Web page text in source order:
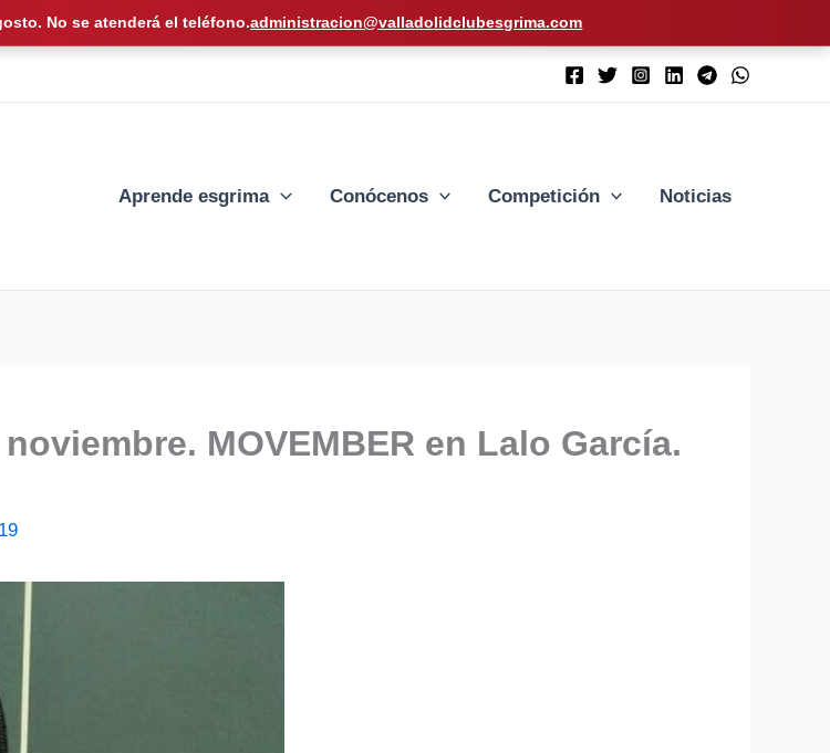
No se atenderá el teléfono.administracion@valladolidclubesgrima.com
Aprende esgrima Conócenos Competición Noticias
MOVEMBER en Lalo García.